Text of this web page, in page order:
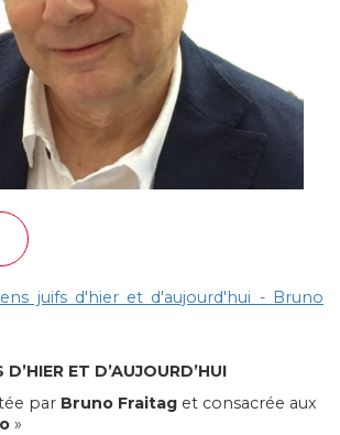
juifs d'hier et d'aujourd'hui - Bruno
ET D’AUJOURD’HUI
par Bruno Fraitag et consacrée aux
»